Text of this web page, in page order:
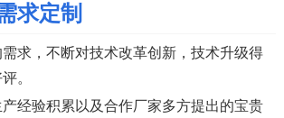
求定制
求，不断对技术改革创新，技术升级得
。
经验积累以及合作厂家多方提出的宝贵